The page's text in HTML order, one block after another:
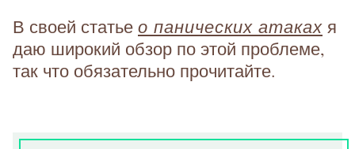
В своей статье о панических атаках я
даю широкий обзор по этой проблеме,
так что обязательно прочитайте.